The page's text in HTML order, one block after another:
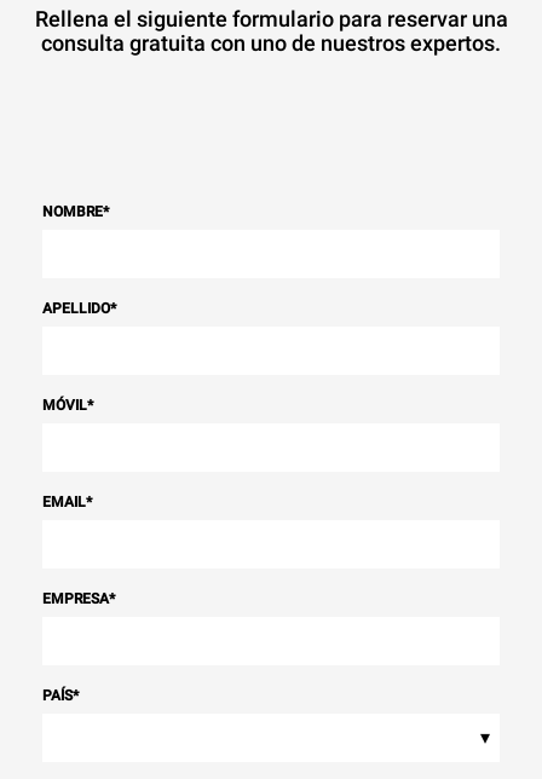
Rellena el siguiente formulario para reservar una
consulta gratuita con uno de nuestros expertos.
NOMBRE*
APELLIDO*
MÓVIL*
EMAIL*
EMPRESA*
PAÍS*
▾